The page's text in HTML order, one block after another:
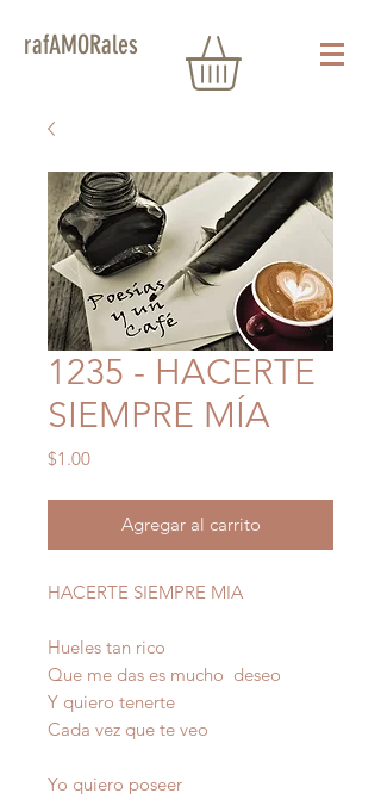
rafAMORales
1235 - HACERTE
SIEMPRE MÍA
$1.00Precio
Agregar al carrito
HACERTE SIEMPRE MIA
Hueles tan rico
Que me das es mucho deseo
Y quiero tenerte
Cada vez que te veo
Yo quiero poseer